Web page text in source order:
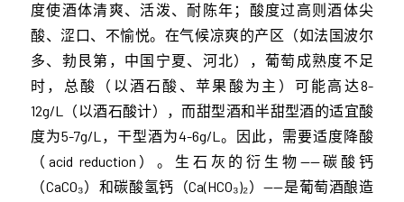
度使酒体清爽、活泼、耐陈年；酸度过高则酒体尖
酸、涩口、不愉悦。在气候凉爽的产区（如法国波尔
多、勃艮第，中国宁夏、河北），葡萄成熟度不足
时，总酸（以酒石酸、苹果酸为主）可能高达8-
12g/L（以酒石酸计），而甜型酒和半甜型酒的适宜酸
度为5-7g/L，干型酒为4-6g/L。因此，需要适度降酸
（acid reduction）。生石灰的衍生物——碳酸钙
（CaCO₃）和碳酸氢钙（Ca(HCO₃)₂）——是葡萄酒酿造